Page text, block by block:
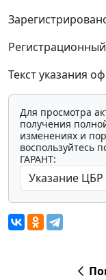
Текст указания
Для просмотра
получения
изменениях и
воспользуйтесь
ГАРАНТ: